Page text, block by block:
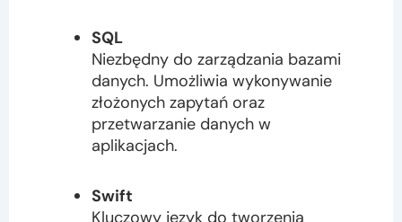
SQL
Niezbędny do zarządzania bazami
danych. Umożliwia wykonywanie
złożonych zapytań oraz
przetwarzanie danych w
aplikacjach.
Swift
Kluczowy język do tworzenia